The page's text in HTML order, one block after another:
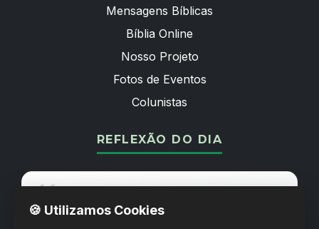
Mensagens Bíblicas
Bíblia Online
Nosso Projeto
Fotos de Eventos
Colunistas
REFLEXÃO DO DIA
O Senhor é o meu pastor; nada me faltará.
🍪 Utilizamos Cookies